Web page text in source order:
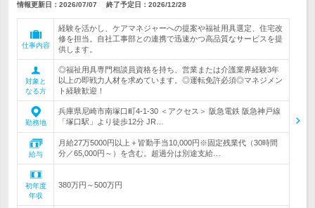
情報更新日：2026/07/07 終了予定日： 2026/12/28
仕事内容
経験を活かし、ケアマネジャーへの提案や福祉用具選定、住宅改
修を担当。自社工事部との連携で迅速かつ高品質なサービスを提
供します。
対象と
なる方
◎福祉用具専門相談員資格を持ち、営業または介護業界経験3年
以上の即戦力人材を求めています。◎運転免許必須◎マネジメン
ト経験歓迎！
勤務地
兵庫県尼崎市南塚口町4-1-30 ＜アクセス＞ 阪急電鉄 阪急神戸線
「塚口駅」より徒歩12分 JR…
給与
月給27万5000円以上＋皆勤手当10,000円※固定残業代（30時間
分／65,000円～）を含む。超過分は別途支給…
初年度
年収
380万円～500万円